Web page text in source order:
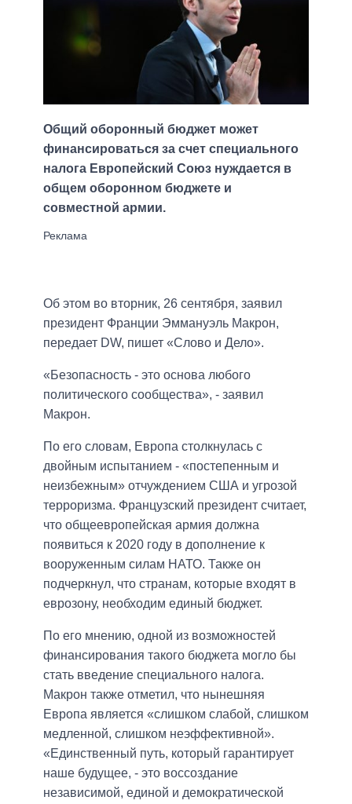
Общий оборонный бюджет может
финансироваться за счет специального
налога Европейский Союз нуждается в
общем оборонном бюджете и
совместной армии.
Об этом во вторник, 26 сентября, заявил
президент Франции Эммануэль Макрон,
передает DW, пишет «Слово и Дело».
«Безопасность - это основа любого
политического сообщества», - заявил
Макрон.
По его словам, Европа столкнулась с
двойным испытанием - «постепенным и
неизбежным» отчуждением США и угрозой
терроризма. Французский президент считает,
что общеевропейская армия должна
появиться к 2020 году в дополнение к
вооруженным силам НАТО. Также он
подчеркнул, что странам, которые входят в
еврозону, необходим единый бюджет.
По его мнению, одной из возможностей
финансирования такого бюджета могло бы
стать введение специального налога.
Макрон также отметил, что нынешняя
Европа является «слишком слабой, слишком
медленной, слишком неэффективной».
«Единственный путь, который гарантирует
наше будущее, - это воссоздание
независимой, единой и демократической